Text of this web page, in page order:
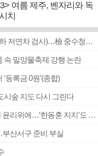
여름 제주, 벤자리와 독
치
■ 검사 신분 버리고 직급하향(10년 이하 저연차 검사)…檢 중수청행 기피
밀양물축제 강행 논란
등록금 0원’(종합)
숲 지도 다시 그린다
■ 국힘 부산시당, ‘정이한 조력’ 시의원 윤리위에…‘한동훈 지지’도 신고접수
산서구 준비 부실